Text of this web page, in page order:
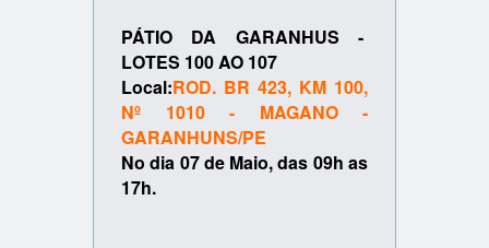
PÁTIO DA GARANHUS -
LOTES 100 AO 107
Local:ROD. BR 423, KM 100,
Nº 1010 - MAGANO -
GARANHUNS/PE
No dia 07 de Maio, das 09h as
17h.